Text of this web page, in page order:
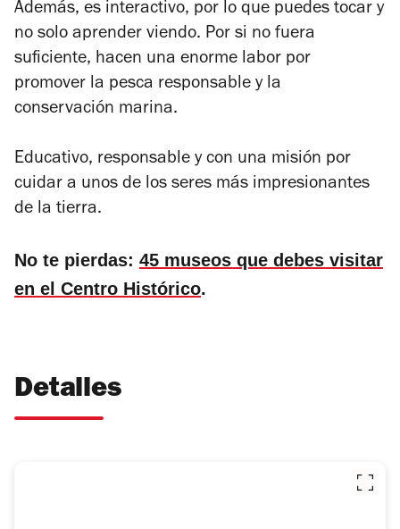
Además, es interactivo, por lo que puedes tocar y
no solo aprender viendo. Por si no fuera
suficiente, hacen una enorme labor por
promover la pesca responsable y la
conservación marina.
Educativo, responsable y con una misión por
cuidar a unos de los seres más impresionantes
de la tierra.
No te pierdas: 45 museos que debes visitar
en el Centro Histórico.
Detalles